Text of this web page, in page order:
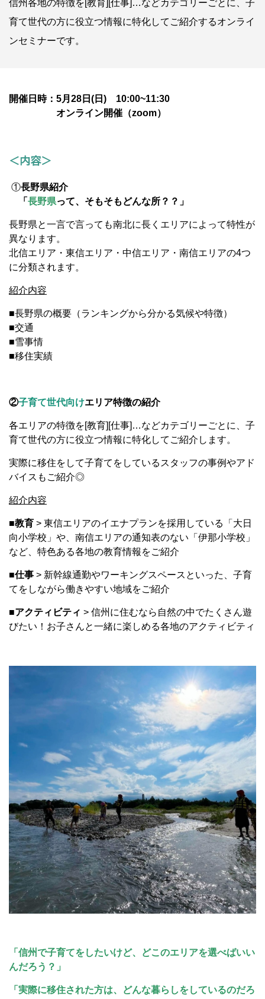
信州各地の特徴を[教育][仕事]…などカテゴリーごとに、子
育て世代の方に役立つ情報に特化してご紹介するオンライ
ンセミナーです。
開催日時：5月28日(日) 10:00~11:30
オンライン開催（zoom）
＜内容＞
①長野県紹介
「 長野県って、そもそもどんな所？？」
長野県と一言で言っても南北に長くエリアによって特性が
異なります。
北信エリア・東信エリア・中信エリア・南信エリアの4つ
に分類されます。
紹介内容
■長野県の概要（ランキングから分かる気候や特徴）
■交通
■雪事情
■移住実績
②子育て世代向けエリア特徴の紹介
各エリアの特徴を[教育][仕事]…などカテゴリーごとに、子
育て世代の方に役立つ情報に特化してご紹介します。
実際に移住をして子育てをしているスタッフの事例やアド
バイスもご紹介◎
紹介内容
■教育 > 東信エリアのイエナプランを採用している「大日
向小学校」や、南信エリアの通知表のない「伊那小学校」
など、特色ある各地の教育情報をご紹介
■仕事 > 新幹線通勤やワーキングスペースといった、子育
てをしながら働きやすい地域をご紹介
■アクティビティ > 信州に住むなら自然の中でたくさん遊
びたい！ お子さんと一緒に楽しめる各地のアクティビティ
「信州で子育てをしたいけど、どこのエリアを選べばいい
んだろう？」
「実際に移住された方は、どんな暮らしをしているのだろ